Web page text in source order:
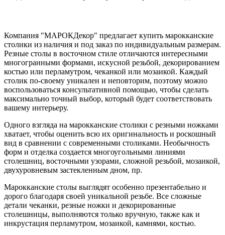
Компания "МАРОКДекор" предлагает купить марокканские
столики из наличия и под заказ по индивидуальным размерам.
Резные столы в восточном стиле отличаются интересными
многогранными формами, искусной резьбой, декорированием
костью или перламутром, чеканкой или мозаикой. Каждый
столик по-своему уникален и неповторим, поэтому можно
воспользоваться консультативной помощью, чтобы сделать
максимально точный выбор, который будет соответствовать
вашему интерьеру.
Одного взгляда на марокканские столики с резными ножками
хватает, чтобы оценить всю их оригинальность и роскошный
вид в сравнении с современными столиками. Необычность
форм и отделка создается многоугольными линиями
столешниц, восточными узорами, сложной резьбой, мозаикой,
двухуровневым застекленным дном, пр.
Марокканские столы выглядят особенно презентабельно и
дорого благодаря своей уникальной резьбе. Все сложные
детали чеканки, резные ножки и декорированные
столешницы, выполняются только вручную, также как и
инкрустация перламутром, мозаикой, камнями, костью.